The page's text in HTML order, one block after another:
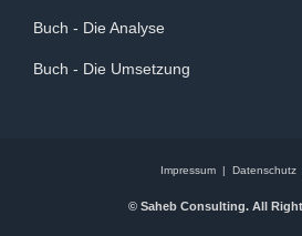
Buch - Die Analyse
Buch - Die Umsetzung
Impressum| Datenschutz
© Saheb Consulting. All